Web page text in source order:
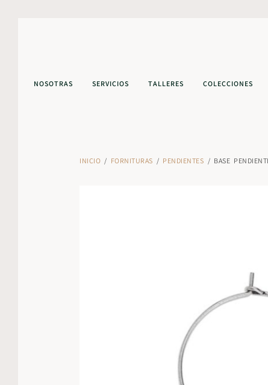
NOSOTRAS SERVICIOS TALLERES COLECCIONES
INICIO / FORNITURAS / PENDIENTES / BASE